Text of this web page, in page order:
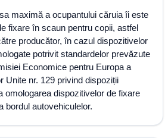
maximă a ocupantului căruia îi este
fixare în scaun pentru copii, astfel
producător, în cazul dispozitivelor
potrivit standardelor prevăzute
Economice pentru Europa a
Unite nr. 129 privind dispoziții
omologarea dispozitivelor de fixare
bordul autovehiculelor.